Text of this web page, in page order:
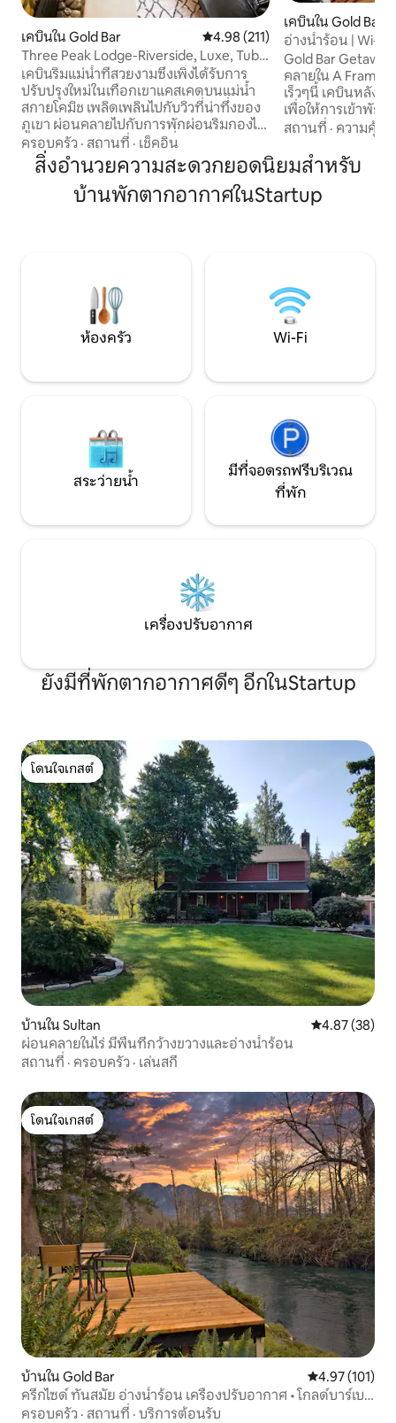
เคบินใน Gold Bar คะแนนเฉลี่ย 4.98 จาก 5, 211 รีวิว
4.98 (211)
Three Peak Lodge-Riverside, Luxe, Tub,
Sauna, Pets
เคบินริมแม่น้ำที่สวยงามซึ่งเพิ่งได้รับการ
ปรับปรุงใหม่ในเทือกเขาแคสเคดบนแม่น้ำ
สกายโคมิช เพลิดเพลินไปกับวิวที่น่าทึ่งของ
ภูเขา ผ่อนคลายไปกับการพักผ่อนริมกองไฟ
หรือบนระเบียงขนาดใหญ่ที่ล้อมรอบตัว
บ้าน พร้อมแช่น้ำอุ่นในอ่างจากุซซี่ อาบน้ำ
กลางแจ้ง และปิ้งย่างบาร์บีคิว และ
เพลิดเพลินไปกับพื้นที่ภายในที่หรูหราทัน
สมัยสไตล์ภูเขา: ห้องซาวน่า เตียงคิงไซส์
Steven’sอนุญาตให้นำสัตว์เลี้ยงเข้าพักได้
โดยมีค่าธรรมเนียม จอง Three Peak Cabin
ข้างบ้านเพื่อสร้างความทรงจำที่ยอดเยี่ยม
สำหรับกลุ่มขนาดใหญ่!
ครอบครัว · สถานที่ · เช็คอิน
เคบินใน Gold Bar
อ่างน้ำร้อน | Wi-Fi
ปรับอากาศ | ลานรั้
Gold Bar
คลายใน A Frame
เร็วๆนี้ เคบินหลัง
เพื่อให้การเข้าพัก
กังวล และคุณจะไ
เคบินแห่งนี้ตั้งอยู่ใ
โดว์สที่เป็นที่ต้องก
น้ำสกายโคมิชได้
แบบมีหัวฉีดน้ำ กริ
สถานที่ · ความคุ้ม
สิ่งอำนวยความสะดวกยอดนิยมสำหรับ
บ้านพักตากอากาศในStartup
ห้องครัว Wi-Fi
สระว่ายน้ำ
มีที่จอดรถฟรีบริเวณ
ที่พัก
เครื่องปรับอากาศ
ยังมีที่พักตากอากาศดีๆ อีกในStartup
โดนใจเกสต์
โดนใจเกสต์
บ้านใน Sultan คะแนนเฉลี่ย
4.87 (38)
ผ่อนคลายในไร่ มีพื้นที่กว้างขวางและอ่างน้ำร้อน
สถานที่ · ครอบครัว · เล่นสกี
โดนใจเกสต์
โดนใจเกสต์
บ้านใน Gold Bar คะแนนเฉลี่ย
4.97 (101)
ครีกไซด์ ทันสมัย อ่างน้ำร้อน เครื่องปรับอากาศ • โกลด์บาร์เบส
แคมป์
ครอบครัว · สถานที่ · บริการต้อนรับ